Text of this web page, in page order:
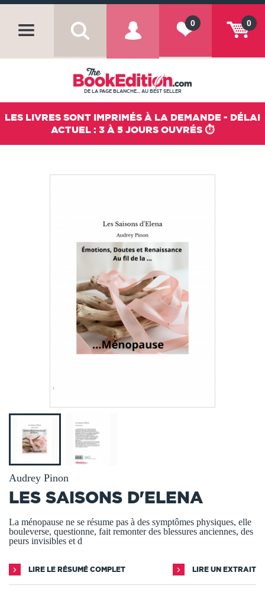
0
0
DE LA PAGE BLANCHE... AU BEST SELLER
LES LIVRES SONT IMPRIMÉS À LA DEMANDE - DÉLAI
ACTUEL : 3 À 5 JOURS OUVRÉS ⏱️
Audrey Pinon
LES SAISONS D'ELENA
La ménopause ne se résume pas à des symptômes physiques, elle
bouleverse, questionne, fait remonter des blessures anciennes, des
peurs invisibles et d
LIRE LE RÉSUMÉ COMPLET LIRE UN EXTRAIT